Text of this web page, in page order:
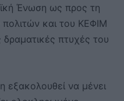
Ένωση ως προς τη
και του ΚΕΦΙΜ
πτυχές του
εξακολουθεί να μένει